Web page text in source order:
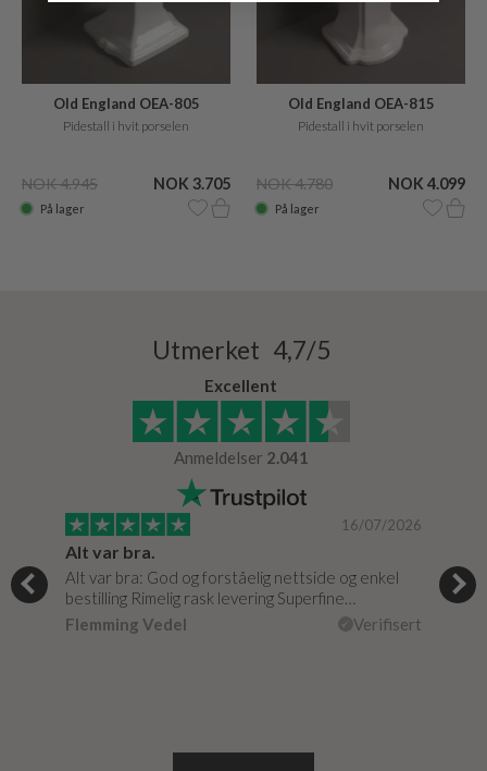
Old England OEA-805
Pidestall i hvit porselen
NOK 4.945 NOK 3.705
På lager
Old England OEA-815
Pidestall i hvit porselen
NOK 4.780 NOK 4.099
På lager
Utmerket 4,7/5
Excellent
Anmeldelser 2.041
16/07/2026
Alt var bra.
Alt var bra: God og forståelig nettside og enkel
bestilling Rimelig rask levering Superfine…
Flemming Vedel
Verifisert
Jeg
fikk